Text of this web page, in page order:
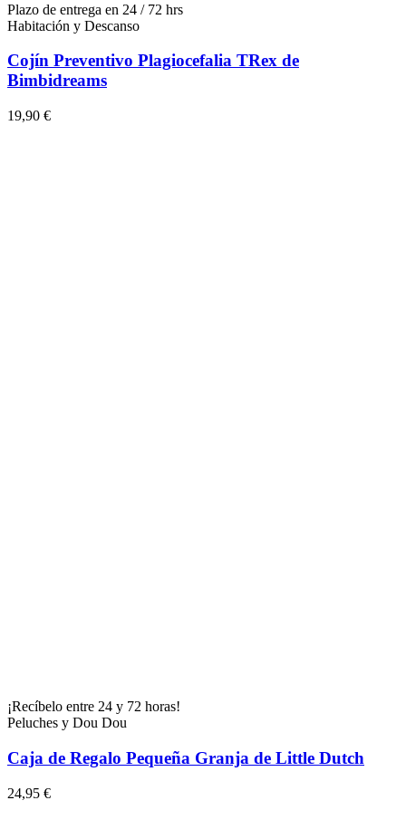
Plazo de entrega en 24 / 72 hrs
Habitación y Descanso
Cojín Preventivo Plagiocefalia TRex de
Bimbidreams
19,90 €
¡Recíbelo entre 24 y 72 horas!
Peluches y Dou Dou
Caja de Regalo Pequeña Granja de Little Dutch
24,95 €